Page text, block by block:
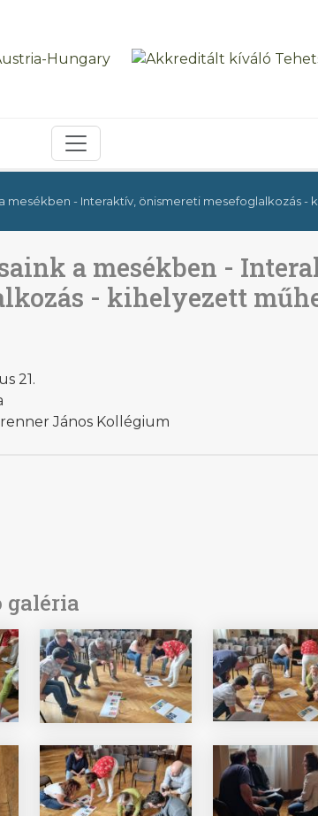
mesékben - Interaktív, önismereti mesefoglalkozás -
a mesékben -
- kihelyezett
21.
János Kollégium
galéria